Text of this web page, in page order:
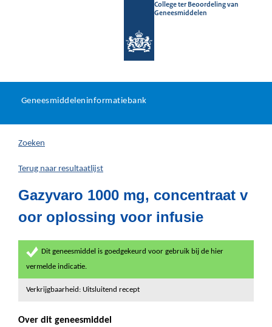
College ter Beoordeling van
Geneesmiddelen
U
hier:
Geneesmiddeleninformatiebank
Zoeken
Terug naar resultaatlijst
Gazyvaro 1000 mg, concentraat v
oor oplossing voor infusie
Dit geneesmiddel is goedgekeurd voor gebruik bij de hier
vermelde indicatie.
Verkrijgbaarheid: Uitsluitend recept
Over dit geneesmiddel